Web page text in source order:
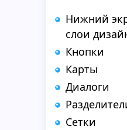
Нижний
слои
Кнопки
Карты
Диалоги
Сетки